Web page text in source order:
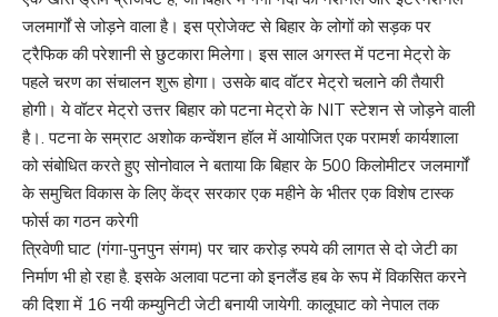
जलमार्गों से जोड़ने वाला है। इस प्रोजेक्ट से बिहार के लोगों को सड़क पर
ट्रैफिक की परेशानी से छुटकारा मिलेगा। इस साल अगस्त में पटना मेट्रो के
पहले चरण का संचालन शुरू होगा। उसके बाद वॉटर मेट्रो चलाने की तैयारी
होगी। ये वॉटर मेट्रो उत्तर बिहार को पटना मेट्रो के NIT स्टेशन से जोड़ने वाली
है।. पटना के सम्राट अशोक कन्वेंशन हॉल में आयोजित एक परामर्श कार्यशाला
को संबोधित करते हुए सोनोवाल ने बताया कि बिहार के 500 किलोमीटर जलमार्गों
के समुचित विकास के लिए केंद्र सरकार एक महीने के भीतर एक विशेष टास्क
फोर्स का गठन करेगी
त्रिवेणी घाट (गंगा-पुनपुन संगम) पर चार करोड़ रुपये की लागत से दो जेटी का
निर्माण भी हो रहा है. इसके अलावा पटना को इनलैंड हब के रूप में विकसित करने
की दिशा में 16 नयी कम्युनिटी जेटी बनायी जायेगी. कालूघाट को नेपाल तक